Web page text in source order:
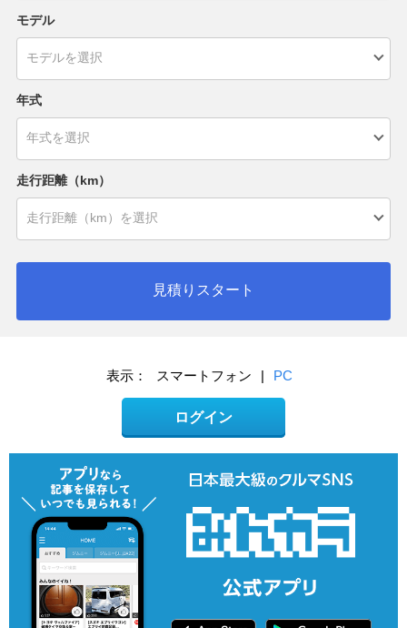
モデル
年式
走行距離（km）
見積りスタート
表示： スマートフォン | PC
ログイン